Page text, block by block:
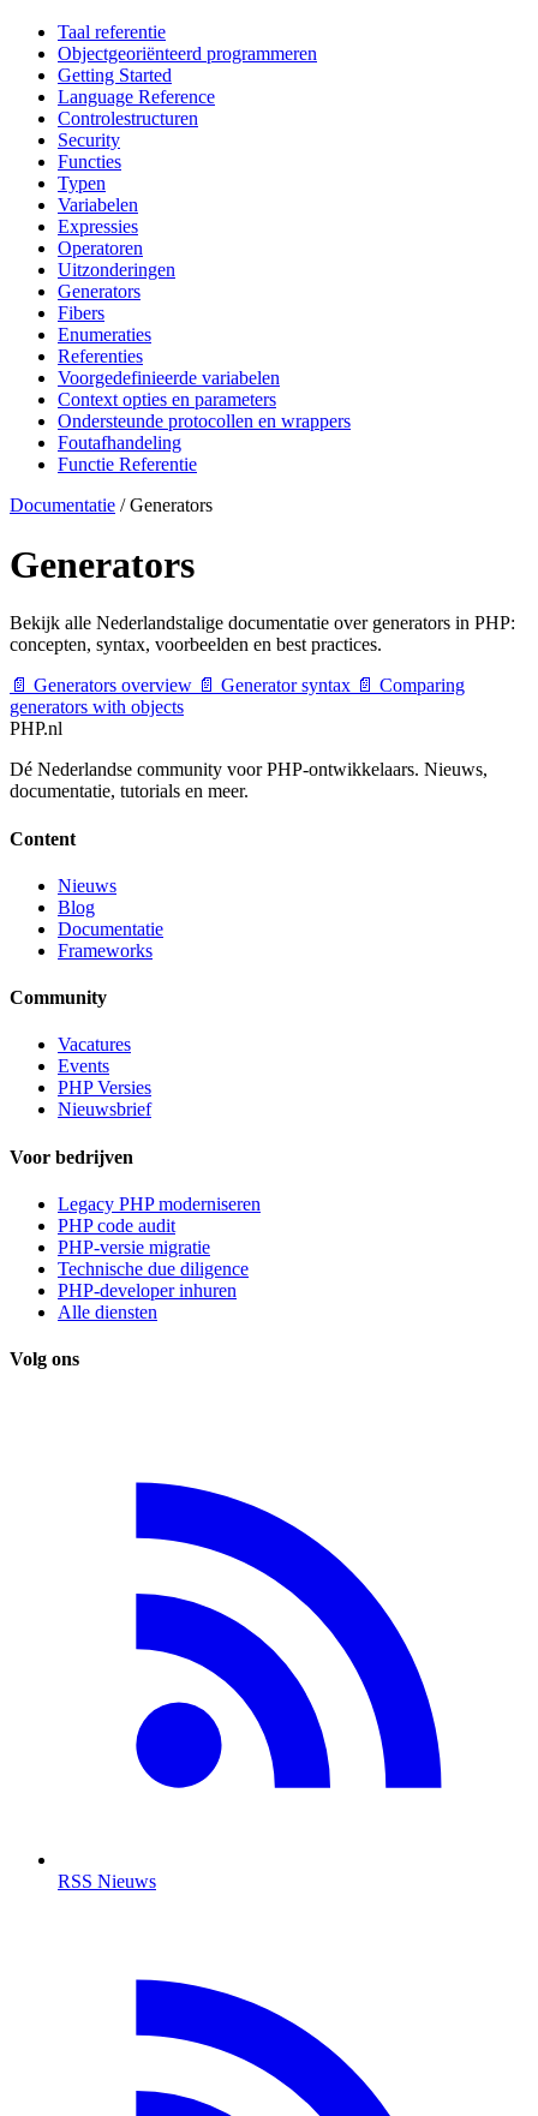
Taal referentie
Objectgeoriënteerd programmeren
Getting Started
Language Reference
Controlestructuren
Security
Functies
Typen
Variabelen
Expressies
Operatoren
Uitzonderingen
Generators
Fibers
Enumeraties
Referenties
Voorgedefinieerde variabelen
Context opties en parameters
Ondersteunde protocollen en wrappers
Foutafhandeling
Functie Referentie
Documentatie / Generators
Generators
Bekijk alle Nederlandstalige documentatie over generators in PHP:
concepten, syntax, voorbeelden en best practices.
📄 Generators overview 📄 Generator syntax 📄 Comparing
generators with objects
PHP.nl
Dé Nederlandse community voor PHP-ontwikkelaars. Nieuws,
documentatie, tutorials en meer.
Content
Nieuws
Blog
Documentatie
Frameworks
Community
Vacatures
Events
PHP Versies
Nieuwsbrief
Voor bedrijven
Legacy PHP moderniseren
PHP code audit
PHP-versie migratie
Technische due diligence
PHP-developer inhuren
Alle diensten
Volg ons
RSS Nieuws